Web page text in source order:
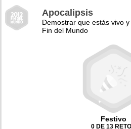
Apocalipsis
Demostrar que estás vivo
Fin del Mundo
Festivo
0 DE 13